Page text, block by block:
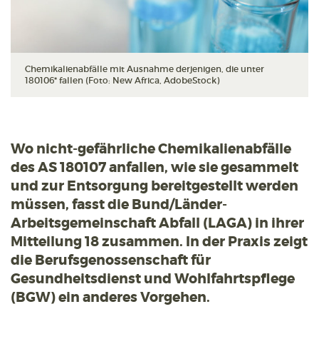
Chemikalienabfälle mit Ausnahme derjenigen, die unter
180106* fallen (Foto: New Africa, AdobeStock)
Wo nicht-gefährliche Chemikalienabfälle
des AS 180107 anfallen, wie sie gesammelt
und zur Entsorgung bereitgestellt werden
müssen, fasst die Bund/Länder-
Arbeitsgemeinschaft Abfall (LAGA) in ihrer
Mitteilung 18 zusammen. In der Praxis zeigt
die Berufsgenossenschaft für
Gesundheitsdienst und Wohlfahrtspflege
(BGW) ein anderes Vorgehen.